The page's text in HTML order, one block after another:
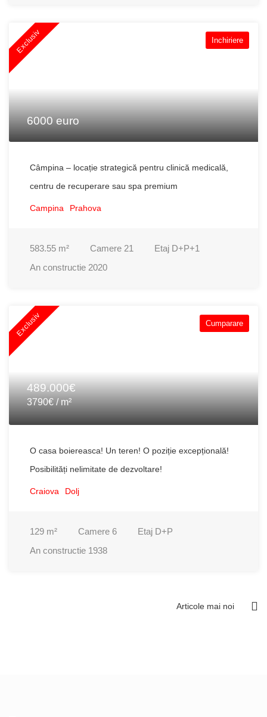
Exclusiv Inchiriere
6000 euro
Câmpina – locație strategică pentru clinică medicală,
centru de recuperare sau spa premium
Campina Prahova
583.55 m² Camere 21 Etaj D+P+1
An constructie 2020
Exclusiv Cumparare
489.000€
3790€ / m²
O casa boiereasca! Un teren! O poziție excepțională!
Posibilități nelimitate de dezvoltare!
Craiova Dolj
129 m² Camere 6 Etaj D+P
An constructie 1938
Articole mai noi